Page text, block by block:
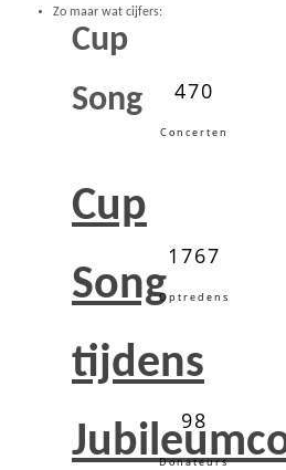
Cup
Song
Cup
Song
tijdens
Zo maar wat cijfers:
470
Concerten
1767
Optredens
98
Donateurs